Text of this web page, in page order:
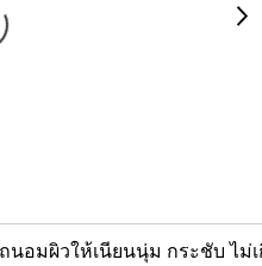
อมผิวให้เนียนนุ่ม กระชับ ไม่